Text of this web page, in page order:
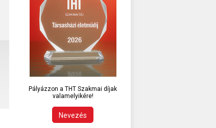
Pályázzon a THT Szakmai díjak
valamelyikére!
Nevezés